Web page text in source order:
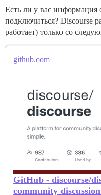
Есть ли у вас информация
подключиться? Discourse
работает) только со
github.com
GitHub - discourse/
community